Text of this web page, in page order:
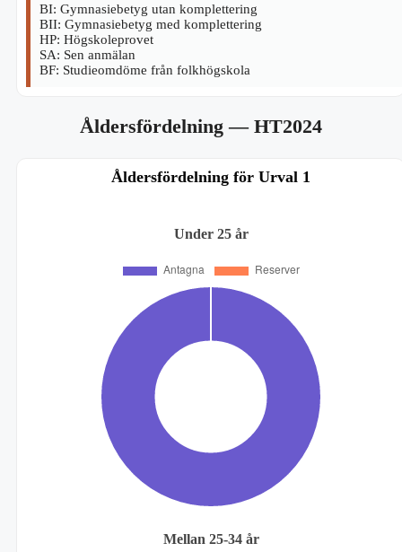
BI: Gymnasiebetyg utan komplettering
BII: Gymnasiebetyg med komplettering
HP: Högskoleprovet
SA: Sen anmälan
BF: Studieomdöme från folkhögskola
Åldersfördelning— HT2024
Åldersfördelning för Urval 1
Under 25 år
Mellan 25-34 år